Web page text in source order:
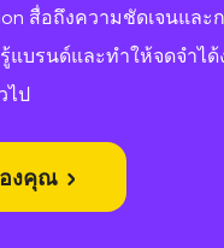
สื่อถึงความชัดเจนแล
แบรนด์และทำให้จดจำไ
ไป
งคุณ